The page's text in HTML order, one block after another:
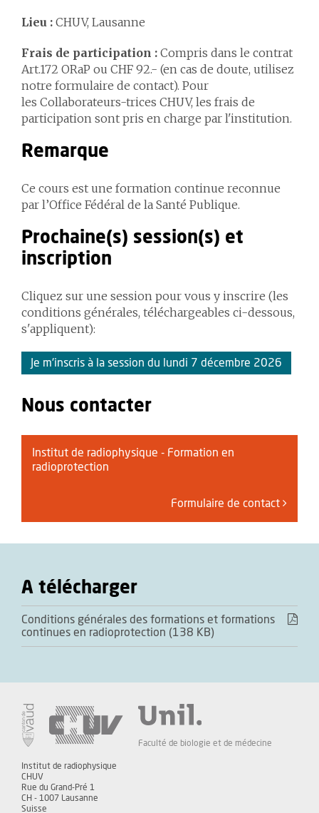
Lieu : CHUV, Lausanne
Frais de participation : Compris dans le contrat
Art.172 ORaP ou CHF 92.- (en cas de doute, utilisez
notre formulaire de contact). Pour
les Collaborateurs-trices CHUV, les frais de
participation sont pris en charge par l'institution.
Remarque
Ce cours est une formation continue reconnue
par l’Office Fédéral de la Santé Publique.
Prochaine(s) session(s) et
inscription
Cliquez sur une session pour vous y inscrire (les
conditions générales, téléchargeables ci-dessous,
s'appliquent):
Je m'inscris à la session du lundi 7 décembre 2026
Nous contacter
Institut de radiophysique - Formation en
radioprotection
Formulaire de contact
A télécharger
Conditions générales des formations et formations
continues en radioprotection (138 KB)
Faculté de biologie et de médecine
Institut de radiophysique
CHUV
Rue du Grand-Pré 1
CH - 1007 Lausanne
Suisse